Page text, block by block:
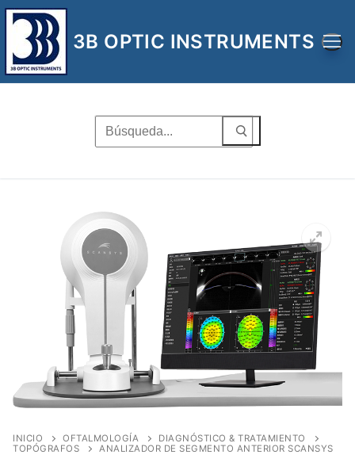
Ir
contenido
3B OPTIC INSTRUMENTS
Buscar
por:
🔍
INICIO OFTALMOLOGÍA
DIAGNÓSTICO & TRATAMIENTO
TOPÓGRAFOS
ANALIZADOR DE SEGMENTO ANTERIOR SCANSYS